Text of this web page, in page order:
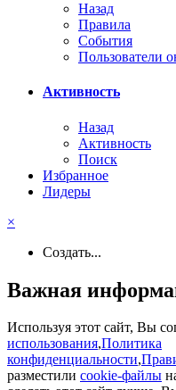
Назад
Правила
События
Пользователи
Активность
Назад
Активность
Поиск
Избранное
Лидеры
×
Создать...
Важная
Используя этот сайт, Вы
использования,Политика
конфиденциальности,
разместили cookie-файлы